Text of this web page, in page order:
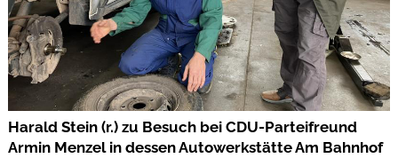
Harald Stein (r.) zu Besuch bei CDU-Parteifreund
Armin Menzel in dessen Autowerkstätte Am Bahnhof